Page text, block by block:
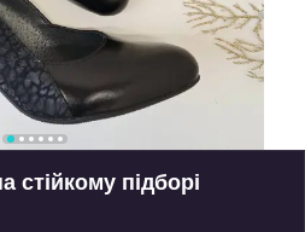
стійкому підборі